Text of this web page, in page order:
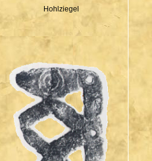
Hohlziegel